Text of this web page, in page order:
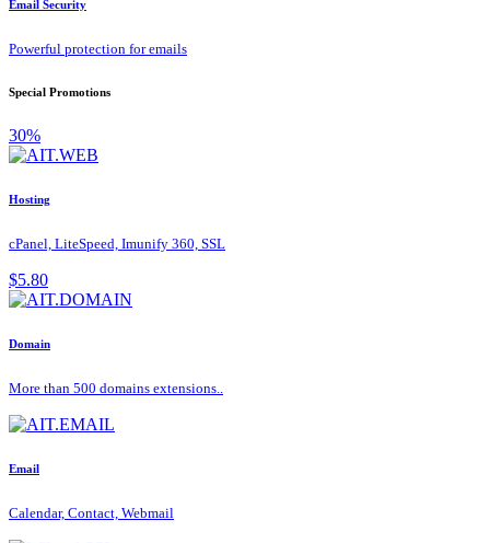
Email Security
Powerful protection for emails
Special Promotions
30%
Hosting
cPanel, LiteSpeed, Imunify 360, SSL
$5.80
Domain
More than 500 domains extensions..
Email
Calendar, Contact, Webmail